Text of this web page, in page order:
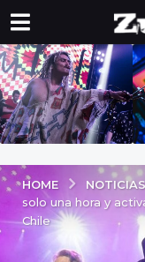
HOME NOTICIAS
solo una hora y
Chile